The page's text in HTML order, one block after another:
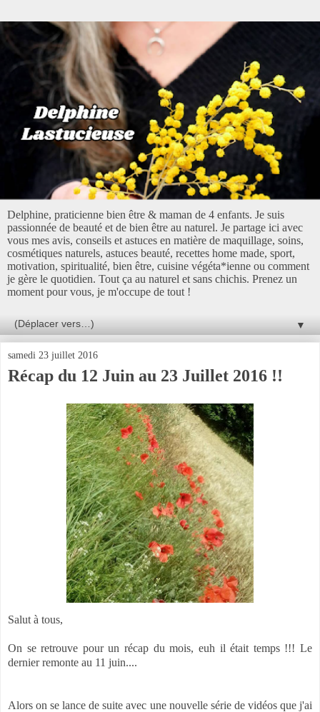
Delphine, praticienne bien être & maman de 4 enfants. Je suis
passionnée de beauté et de bien être au naturel. Je partage ici avec
vous mes avis, conseils et astuces en matière de maquillage, soins,
cosmétiques naturels, astuces beauté, recettes home made, sport,
motivation, spiritualité, bien être, cuisine végéta*ienne ou comment
je gère le quotidien. Tout ça au naturel et sans chichis. Prenez un
moment pour vous, je m'occupe de tout !
▼
samedi 23 juillet 2016
Récap du 12 Juin au 23 Juillet 2016 !!
Salut à tous,
On se retrouve pour un récap du mois, euh il était temps !!! Le
dernier remonte au 11 juin....
Alors on se lance de suite avec une nouvelle série de vidéos que j'ai